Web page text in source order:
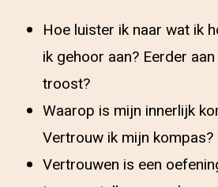
Hoe luister ik naar wat ik
ik gehoor aan? Eerder
troost?
Waarop is mijn innerlijk
Vertrouw ik mijn kompas?
Vertrouwen is een